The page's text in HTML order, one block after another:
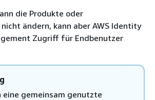
die Produkte oder
ändern, kann aber AWS Identity
Zugriff für Endbenutzer
eine gemeinsam genutzte